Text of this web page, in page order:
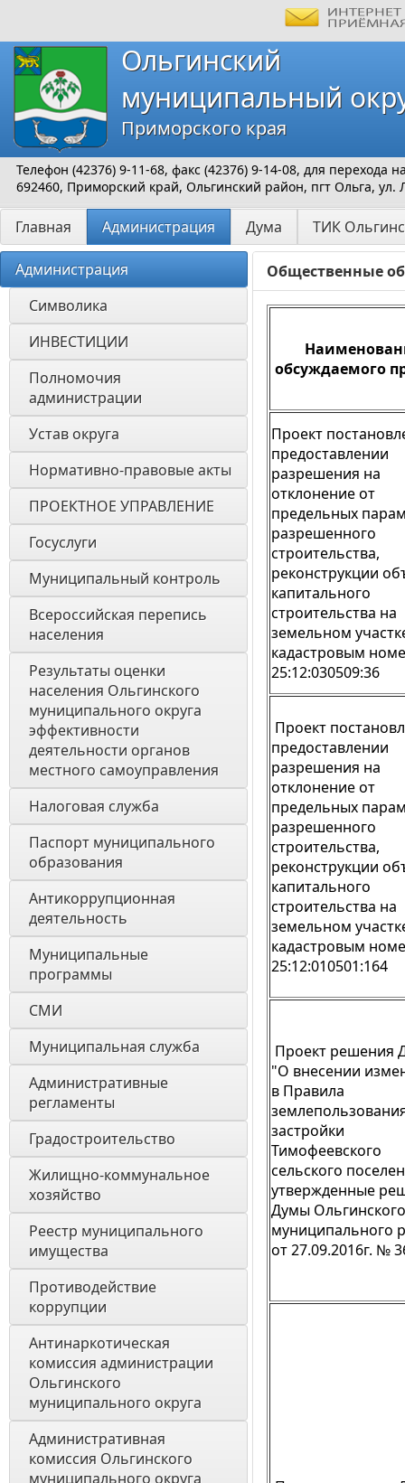
Ольгинский
муниципальный
Приморского края
Телефон (42376) 9-11-68, факс (42376) 9-14-08, для перехода
692460, Приморский край, Ольгинский район, пгт Ольга, ул.
Главная Администрация Дума ТИК
Администрация
Символика
ИНВЕСТИЦИИ
Полномочия
администрации
Устав округа
Нормативно-правовые акты
ПРОЕКТНОЕ УПРАВЛЕНИЕ
Госуслуги
Муниципальный контроль
Всероссийская перепись
населения
Результаты оценки
населения Ольгинского
муниципального округа
эффективности
деятельности органов
местного самоуправления
Налоговая служба
Паспорт муниципального
образования
Антикоррупционная
деятельность
Муниципальные
программы
СМИ
Муниципальная служба
Административные
регламенты
Градостроительство
Жилищно-коммунальное
хозяйство
Реестр муниципального
имущества
Противодействие
коррупции
Антинаркотическая
комиссия администрации
Ольгинского
муниципального округа
Административная
комиссия Ольгинского
муниципального округа
Общественные
обсуждаемого
Проект
предоставлении
разрешения на
отклонение от
предельных
разрешенного
строительства,
реконструкции
капитального
строительства на
земельном
кадастровым
25:12:030509:36
Проект
предоставлении
разрешения на
отклонение от
предельных
разрешенного
строительства,
реконструкции
капитального
строительства на
земельном
кадастровым
25:12:010501:164
Проект решения
"О внесении
в Правила
застройки
Тимофеевского
сельского
утвержденные
Думы Ольгинского
муниципального
от 27.09.2016г. №